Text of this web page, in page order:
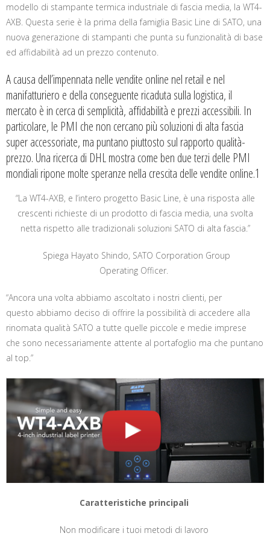
modello di stampante termica industriale di fascia media, la WT4-
AXB. Questa serie è la prima della famiglia Basic Line di SATO, una
nuova generazione di stampanti che punta su funzionalità di base
ed affidabilità ad un prezzo contenuto.
A causa dell’impennata nelle vendite online nel retail e nel
manifatturiero e della conseguente ricaduta sulla logistica, il
mercato è in cerca di semplicità, affidabilità e prezzi accessibili. In
particolare, le PMI che non cercano più soluzioni di alta fascia
super accessoriate, ma puntano piuttosto sul rapporto qualità-
prezzo. Una ricerca di DHL mostra come ben due terzi delle PMI
mondiali ripone molte speranze nella crescita delle vendite online.1
“La WT4-AXB, e l’intero progetto Basic Line, è una risposta alle
crescenti richieste di un prodotto di fascia media, una svolta
netta rispetto alle tradizionali soluzioni SATO di alta fascia. ”
Spiega Hayato Shindo, SATO Corporation Group
Operating Officer
“Ancora una volta abbiamo ascoltato i nostri clienti, per
questo abbiamo deciso di offrire la possibilità di accedere alla
rinomata qualità SATO a tutte quelle piccole e medie imprese
che sono necessariamente attente al portafoglio ma che puntano
al top .”
Caratteristiche principali
Non modificare i tuoi metodi di lavoro